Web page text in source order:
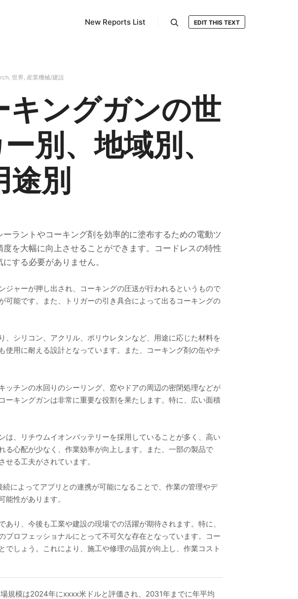
New Reports List EDIT THIS TEXT
, 世界, 産業機械/建設
ングガンの世
別、地域別、
途別
ラントやコーキング剤を効率的に塗布するための電動ツ
を大幅に向上させることができます。コードレスの特性
する必要がありません。
ャーが押し出され、コーキングの圧送が行われるというもので
能です。また、トリガーの引き具合によって出るコーキングの
シリコン、アクリル、ポリウレタンなど、用途に応じた材料を
用に耐える設計となっています。また、コーキング剤の缶やチ
チンの水回りのシーリング、窓やドアの周辺の密閉処理などが
キングガンは非常に重要な役割を果たします。特に、広い面積
、リチウムイオンバッテリーを採用していることが多く、高い
心配が少なく、作業効率が向上します。また、一部の製品で
る工夫がされています。
によってアプリとの連携が可能になることで、作業の管理やデ
性があります。
り、今後も工業や建設の現場での活躍が期待されます。特に、
ロフェッショナルにとって不可欠な存在となっています。コー
しょう。これにより、施工や修理の品質が向上し、作業コスト
規模は2024年にxxxx米ドルと評価され、2031年までに年平均